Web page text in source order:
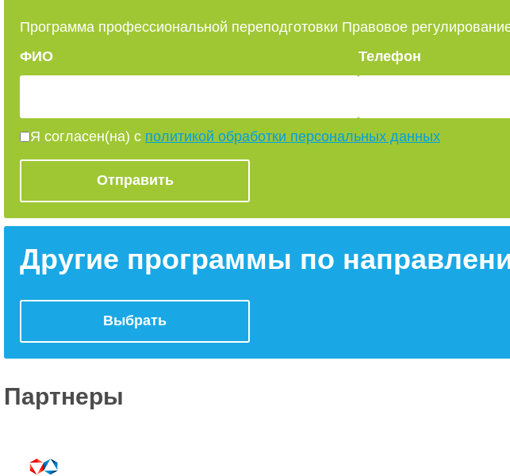
Программа профессиональной переподготовки Правовое
ФИО
Телефон
Я согласен(на) с политикой обработки персональных данных
Другие программы по
Выбрать
Партнеры